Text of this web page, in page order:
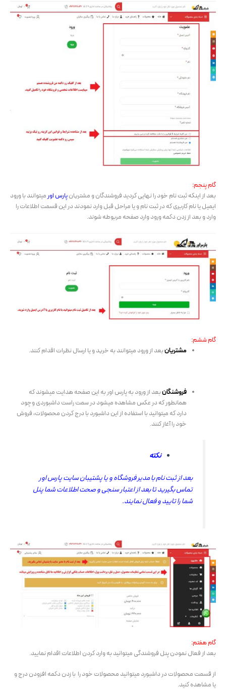
گام پنجم:
بعد از اینکه ثبت نام خود را نهایی کردید فروشندگان و مشتریانپارس اور میتوانند با ورود
ایمیل یا نام کاربری که در ثبت نام و یا مراحل قبل وارد نمودند در این قسمت اطلاعات را
وارد و بعد از زدن دکمه ورود وارد صفحه مربوطه شوند.
گام ششم:
مشتریانبعد از ورود میتوانند به خرید و یا ارسال نظرات اقدام کنند.
فروشنگانبعد از ورود به پارس اور به این صفحه هدایت میشوند که
همانطور که در عکس مشاهده میشود در سمت راست داشبوردی وچود
دارد که میتوانید با استفاده از این داشبورد با درج کردن محصولات، فروش
خود را آغاز کنند.
نکته
بعد از ثبت نام با مدیر فروشگاه و یا پشتیبان سایت پارس اور
تماس بگیرید تا بعد از اعتبار سنجی و صحت اطلاعات شما پنل
شما را تایید و فعال نمایند.
گام هفتم:
بعد از فعال نمودن پنل فروشندگی میتوانید به وارد کردن اطلاعات اقدام نمایید.
از قسمت محصولات در داشبورد میتوانید محصولات خود را با زدن دکمه افزودن درج و
یا مشاهده کنید.